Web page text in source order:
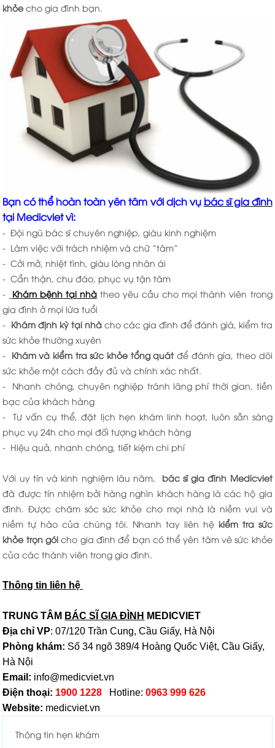
khỏe cho gia đình bạn.
Bạn có thể hoàn toàn yên tâm với dịch vụ bác sĩ gia đình
tại Medicviet vì:
- Đội ngũ bác sĩ chuyên nghiệp, giàu kinh nghiệm
- Làm việc với trách nhiệm và chữ “tâm”
- Cởi mở, nhiệt tình, giàu lòng nhân ái
- Cẩn thận, chu đáo, phục vụ tận tâm
-
Khám bệnh tại nhàtheo yêu cầu cho mọi thành viên trong
gia đình ở mọi lứa tuổi
- Khám định kỳ tại nhàcho các gia đình để đánh giá, kiểm tra
sức khỏe thường xuyên
- Khám và kiểm tra sức khỏe tổng quát để đánh gía, theo dõi
sức khỏe một cách đầy đủ và chính xác nhất.
- Nhanh chóng, chuyên nghiệp tránh lãng phí thời gian, tiền
bạc của khách hàng
- Tư vấn cụ thể, đặt lịch hẹn khám linh hoạt, luôn sẵn sàng
phục vụ 24h cho mọi đối tượng khách hàng
- Hiệu quả, nhanh chóng, tiết kiệm chi phí
Với uy tín và kinh nghiệm lâu năm, bác sĩ gia đình Medicviet
đã được tín nhiệm bởi hàng nghìn khách hàng là các hộ gia
đình. Được chăm sóc sức khỏe cho mọi nhà là niềm vui và
niềm tự hào của chúng tôi. Nhanh tay liên hệ kiểm tra sức
khỏe trọn góicho gia đình để bạn có thể yên tâm vê sức khỏe
của các thành viên trong gia đình.
Thông tin liên hệ
TRUNG TÂM BÁC SĨ GIA ĐÌNH MEDICVIET
Địa chỉ VP: 07/120 Trần Cung, Cầu Giấy, Hà Nội
Phòng khám: Số 34 ngõ 389/4 Hoàng Quốc Việt, Cầu Giấy,
Hà Nội
Email: info@medicviet.vn
Điện thoại: 1900 1228 Hotline: 0963 999 626
Website: medicviet.vn
Thông tin hẹn khám